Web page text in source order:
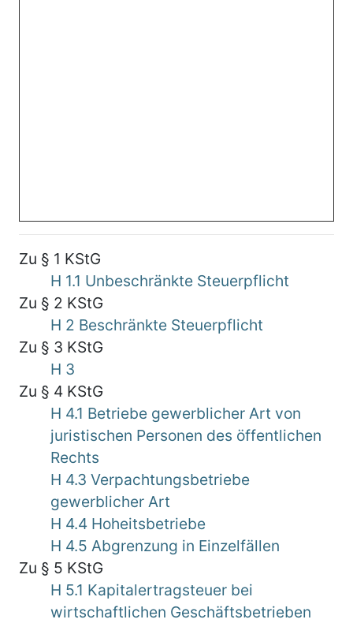
Zu § 1 KStG
H 1.1 Unbeschränkte Steuerpflicht
Zu § 2 KStG
H 2 Beschränkte Steuerpflicht
Zu § 3 KStG
H 3
Zu § 4 KStG
H 4.1 Betriebe gewerblicher Art von
juristischen Personen des öffentlichen
Rechts
H 4.3 Verpachtungsbetriebe
gewerblicher Art
H 4.4 Hoheitsbetriebe
H 4.5 Abgrenzung in Einzelfällen
Zu § 5 KStG
H 5.1 Kapitalertragsteuer bei
wirtschaftlichen Geschäftsbetrieben